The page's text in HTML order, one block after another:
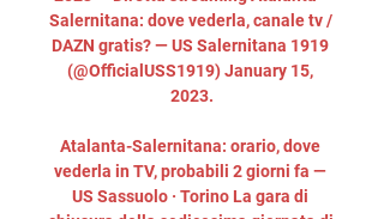
Salernitana: dove vederla, canale tv /
DAZN gratis? — US Salernitana 1919
(@OfficialUSS1919) January 15,
2023.
Atalanta-Salernitana: orario, dove
vederla in TV, probabili 2 giorni fa —
US Sassuolo · Torino La gara di